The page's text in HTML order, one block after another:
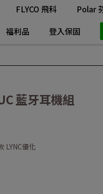
FLYCO 飛科
Polar
福利品 登入保固
藍牙耳機組
LYNC優化